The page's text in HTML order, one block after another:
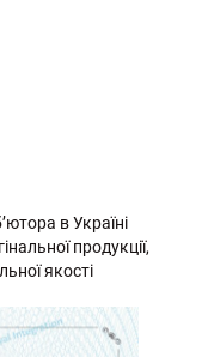
в Україні
продукції,
якості